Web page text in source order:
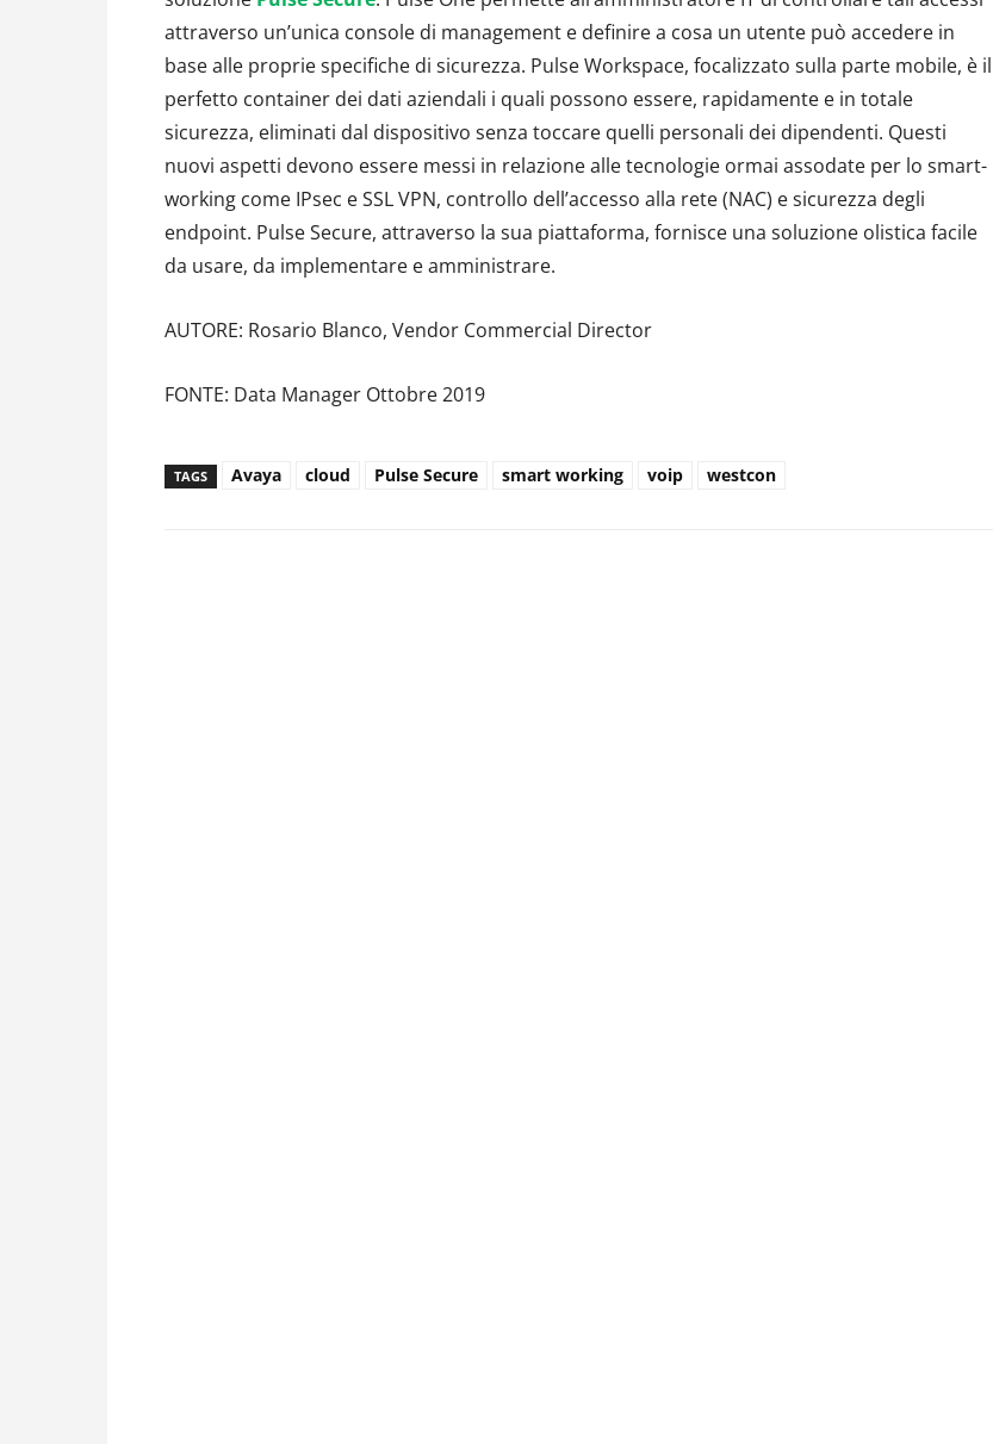
attraverso un’unica console di management e definire a cosa un utente può accedere in
base alle proprie specifiche di sicurezza. Pulse Workspace, focalizzato sulla parte mobile, è il
perfetto container dei dati aziendali i quali possono essere, rapidamente e in totale
sicurezza, eliminati dal dispositivo senza toccare quelli personali dei dipendenti. Questi
nuovi aspetti devono essere messi in relazione alle tecnologie ormai assodate per lo smart-
working come IPsec e SSL VPN, controllo dell’accesso alla rete (NAC) e sicurezza degli
endpoint. Pulse Secure, attraverso la sua piattaforma, fornisce una soluzione olistica facile
da usare, da implementare e amministrare.
AUTORE: Rosario Blanco, Vendor Commercial Director
FONTE: Data Manager Ottobre 2019
TAGS Avaya cloud Pulse Secure smart working voip westcon